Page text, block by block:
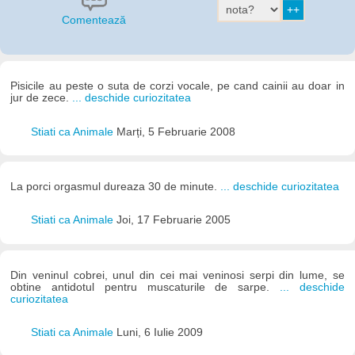
Comentează
Pisicile au peste o suta de corzi vocale, pe cand cainii au doar in
jur de zece. ... deschide curiozitatea
Stiati ca Animale Marți, 5 Februarie 2008
La porci orgasmul dureaza 30 de minute. ... deschide curiozitatea
Stiati ca Animale Joi, 17 Februarie 2005
Din veninul cobrei, unul din cei mai veninosi serpi din lume, se
obtine antidotul pentru muscaturile de sarpe.
... deschide
curiozitatea
Stiati ca Animale Luni, 6 Iulie 2009